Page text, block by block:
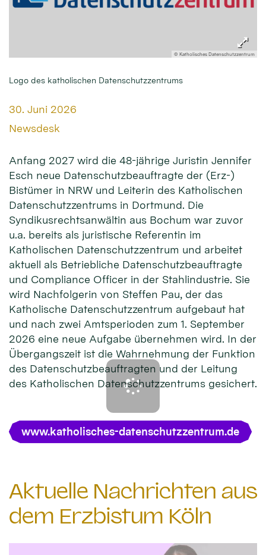
© Katholisches Datenschutzzentrum
Logo des katholischen Datenschutzzentrums
Datum:
30. Juni 2026
Von:
Newsdesk
Anfang 2027 wird die 48-jährige Juristin Jennifer
Esch neue Datenschutzbeauftragte der (Erz-)
Bistümer in NRW und Leiterin des Katholischen
Datenschutzzentrums in Dortmund. Die
Syndikusrechtsanwältin aus Bochum war zuvor
u.a. bereits als juristische Referentin im
Katholischen Datenschutzzentrum und arbeitet
aktuell als Betriebliche Datenschutzbeauftragte
und Compliance Officer in der Stahlindustrie. Sie
wird Nachfolgerin von Steffen Pau, der das
Katholische Datenschutzzentrum aufgebaut hat
und nach zwei Amtsperioden zum 1. September
2026 eine neue Aufgabe übernehmen wird. In der
Übergangszeit ist die Wahrnehmung der Funktion
des Datenschutzbeauftragten und der Leitung
des Katholischen Datenschutzzentrums gesichert.
www.katholisches-datenschutzzentrum.de
Aktuelle Nachrichten aus
dem Erzbistum Köln